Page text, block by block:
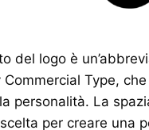
del logo è
Commercial Type,
personalità. La
per creare una